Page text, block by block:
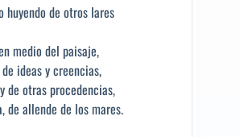
huyendo de otros lares
medio del paisaje,
ideas y creencias,
de otras procedencias,
de allende de los mares.